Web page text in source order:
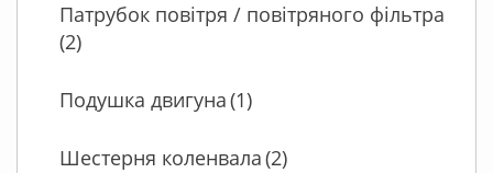
Патрубок повітря / повітряного фільтра
(2)
Подушка двигуна(1)
Шестерня коленвала(2)